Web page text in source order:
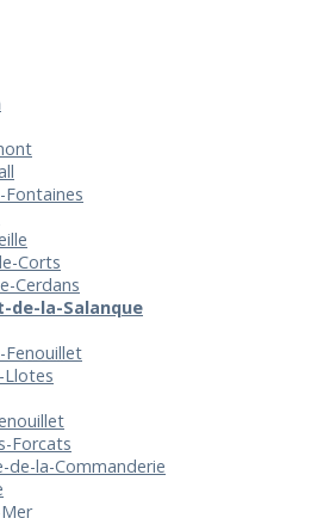
Fontaines
Corts
Cerdans
de-la-Salanque
Fenouillet
Llotes
Forcats
de-la-Commanderie